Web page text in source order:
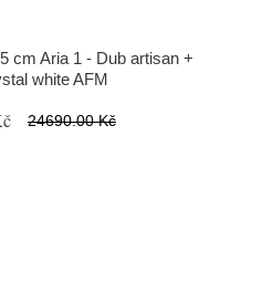
cm Aria 1 - Dub artisan +
white AFM
24690.00 Kč